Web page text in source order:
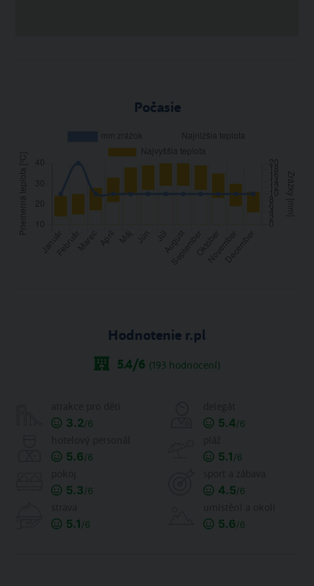
Počasie
Hodnotenie r.pl
5.4/6 (193 hodnocení)
3.2/6 5.4/6
5.6/6 5.1 /6
5.3/6 4.5/6
5.1 /6 5.6/6